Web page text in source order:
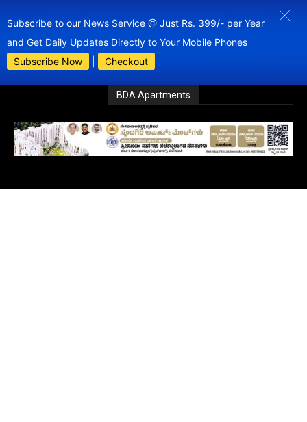
Subscribe to our News Service @ Just Rs. 399/- per Year
and Get Daily Updates Directly to Your Mobile Phones
Subscribe Now
Checkout
BDA Apartments